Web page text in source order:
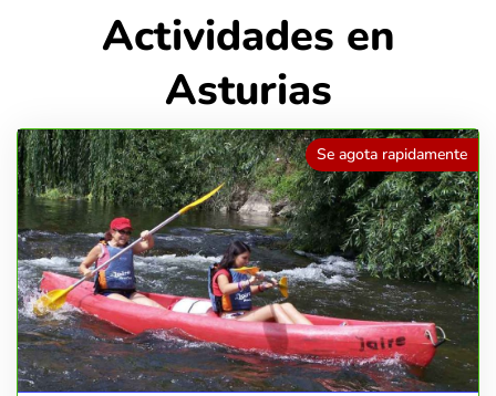
Actividades en
Asturias
Se agota rapidamente